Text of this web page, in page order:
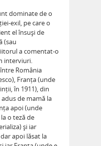
dominate de o
exil, pe care o
el însuși de
(sau
a comentat-o
interviuri.
România
Franța (unde
în 1911), din
de mamă la
apoi (unde
o teză de
și iar
apoi lăsat la